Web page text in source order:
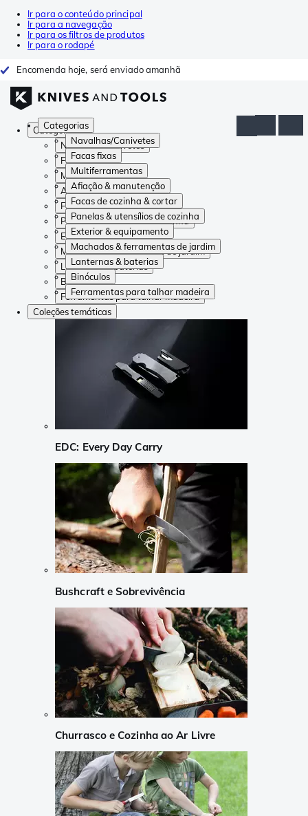
Ir para o conteúdo principal
Ir para a navegação
Ir para os filtros de produtos
Ir para o rodapé
Encomenda hoje, será enviado amanhã
Categorias
Navalhas/Canivetes
Facas fixas
Multiferramentas
Afiação & manutenção
Facas de cozinha & cortar
Panelas & utensílios de cozinha
Exterior & equipamento
Machados & ferramentas de jardim
Lanternas & baterias
Binóculos
Ferramentas para talhar madeira
Categorias
Navalhas/Canivetes
Facas fixas
Multiferramentas
Afiação & manutenção
Facas de cozinha & cortar
Panelas & utensílios de cozinha
Exterior & equipamento
Machados & ferramentas de jardim
Lanternas & baterias
Binóculos
Ferramentas para talhar madeira
Coleções temáticas
EDC: Every Day Carry
Bushcraft e Sobrevivência
Churrasco e Cozinha ao Ar Livre